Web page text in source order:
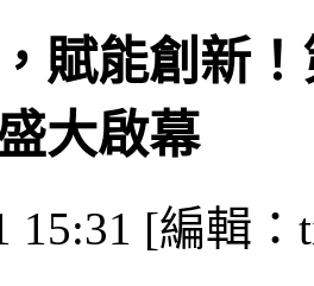
賦能創新
大啟幕
15:31 [編輯：